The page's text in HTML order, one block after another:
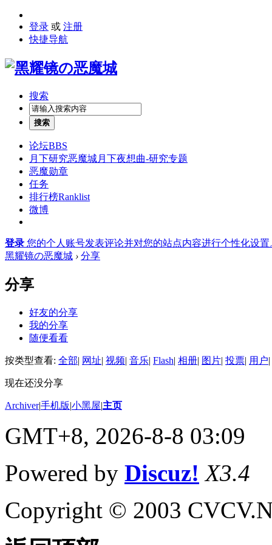
登录 或 注册
快捷导航
搜索
搜索
论坛BBS
月下研究恶魔城月下夜想曲-研究专题
恶魔勋章
任务
排行榜Ranklist
微博
登录 您的个人账号发表评论并对您的站点内容进行个性化设置
黑耀镜の恶魔城 › 分享
分享
好友的分享
我的分享
随便看看
按类型查看: 全部| 网址| 视频| 音乐| Flash| 相册| 图片| 投票| 用户|
现在还没分享
Archiver|手机版|小黑屋|主页
GMT+8, 2026-8-8 03:09
Powered by Discuz! X3.4
Copyright © 2003